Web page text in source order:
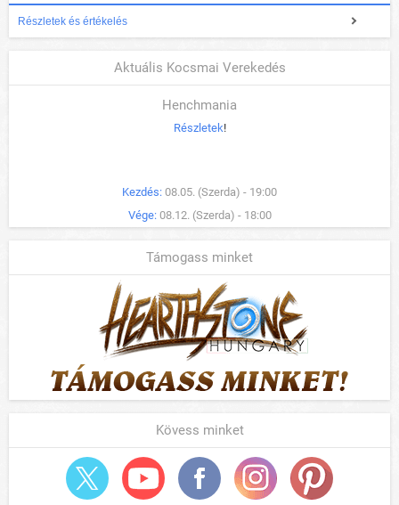
Részletek és értékelés
Aktuális Kocsmai Verekedés
Henchmania
Részletek!
Kezdés: 08.05. (Szerda) - 19:00
Vége: 08.12. (Szerda) - 18:00
Támogass minket
Kövess minket